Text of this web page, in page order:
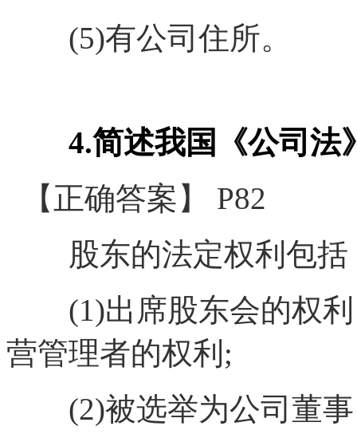
(5)有公司住所。
4.简述我国《公司法
【正确答案】 P82
股东的法定权利包括
(1)出席股东会的权利
营管理者的权利;
(2)被选举为公司董事